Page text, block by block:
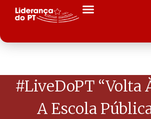
#LiveDoPT “Volta
A Escola